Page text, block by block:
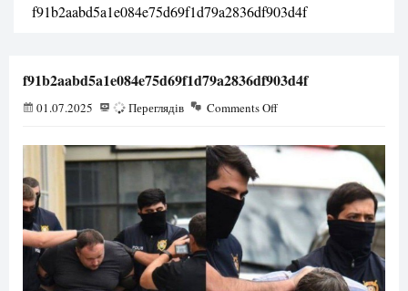
f91b2aabd5a1e084e75d69f1d79a2836df903d4f
f91b2aabd5a1e084e75d69f1d79a2836df903d4f
01.07.2025 75Переглядів Comments Off